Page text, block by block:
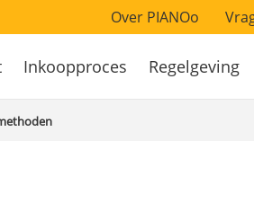
Over PIANOo
Inkoopproces Regelgeving